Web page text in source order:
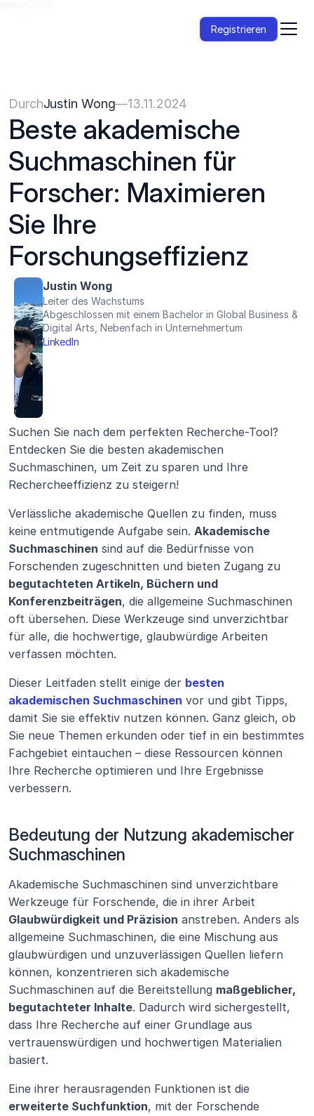
Registrieren
DurchJustin Wong—13.11.2024
Beste akademische
Suchmaschinen für
Forscher: Maximieren
Sie Ihre
Forschungseffizienz
Justin Wong
Leiter des Wachstums
Abgeschlossen mit einem Bachelor in Global Business &
Digital Arts, Nebenfach in Unternehmertum
LinkedIn
Suchen Sie nach dem perfekten Recherche-Tool?
Entdecken Sie die besten akademischen
Suchmaschinen, um Zeit zu sparen und Ihre
Rechercheeffizienz zu steigern!
Verlässliche akademische Quellen zu finden, muss
keine entmutigende Aufgabe sein. Akademische
Suchmaschinen sind auf die Bedürfnisse von
begutachteten Artikeln, Büchern und
Konferenzbeiträgen, die allgemeine Suchmaschinen
oft übersehen. Diese Werkzeuge sind unverzichtbar
für alle, die hochwertige, glaubwürdige Arbeiten
verfassen möchten.
Dieser Leitfaden stellt einige der besten
akademischen Suchmaschinen vor und gibt Tipps,
damit Sie sie effektiv nutzen können. Ganz gleich, ob
Sie neue Themen erkunden oder tief in ein bestimmtes
Fachgebiet eintauchen – diese Ressourcen können
Ihre Recherche optimieren und Ihre Ergebnisse
verbessern.
Bedeutung der Nutzung akademischer
Suchmaschinen
Akademische Suchmaschinen sind unverzichtbare
Glaubwürdigkeit und Präzision anstreben. Anders als
allgemeine Suchmaschinen, die eine Mischung aus
glaubwürdigen und unzuverlässigen Quellen liefern
können, konzentrieren sich akademische
Suchmaschinen auf die Bereitstellung maßgeblicher,
begutachteter Inhalte. Dadurch wird sichergestellt,
dass Ihre Recherche auf einer Grundlage aus
vertrauenswürdigen und hochwertigen Materialien
basiert.
erweiterte Suchfunktion, mit der Forschende